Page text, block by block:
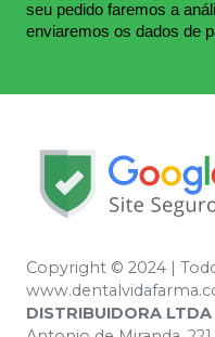
seu pedido faremos a
enviaremos os dados de
Copyright © 2024 |
DISTRIBUIDORA LTDA